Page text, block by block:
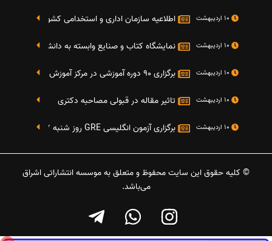
اطلاعیه سازمان اداری و استخدامی کشور در خصوص
نمایشگاه کتاب و صنایع وابسته به دانشگاه صنعتی شریف 4 الی 8 مهر
برگزاری 90 دوره آموزشی در مرکز آموزش فرهنگی دانشگاه علامه
تاثیر مقاله در قبولی مصاحبه دکتری
برگزاری آزمون انگلیسی GRE روز شنبه 27 شهریور(مقارن با 17 سپتامبر 2016)
© کلیه حقوق این سایت محفوظ و متعلق به موسسه انتشاراتی اشراق
می‌باشد.